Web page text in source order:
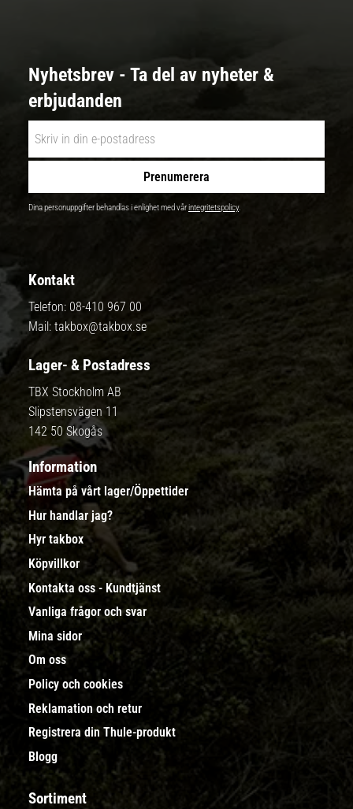
Nyhetsbrev - Ta del av nyheter &
erbjudanden
Prenumerera
Dina personuppgifter behandlas i enlighet med vårintegritetspolicy.
Kontakt
Telefon: 08-410 967 00
Mail: takbox@takbox.se
Lager- & Postadress
TBX Stockholm AB
Slipstensvägen 11
142 50 Skogås
Information
Hämta på vårt lager/Öppettider
Hur handlar jag?
Hyr takbox
Köpvillkor
Kontakta oss - Kundtjänst
Vanliga frågor och svar
Mina sidor
Om oss
Policy och cookies
Reklamation och retur
Registrera din Thule-produkt
Blogg
Sortiment